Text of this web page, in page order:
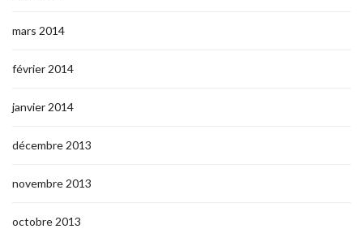
mars 2014
février 2014
janvier 2014
décembre 2013
novembre 2013
octobre 2013